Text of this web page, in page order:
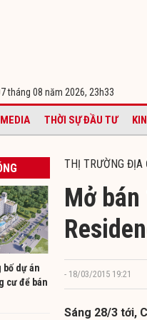
tháng 08 năm 2026, 23h33
THỜI SỰ ĐẦU TƯ
dự án
cư để bán
THỊ TRƯỜNG ĐỊA
Mở bán
- 18/03/2015 19:21
Sáng 28/3 tới,